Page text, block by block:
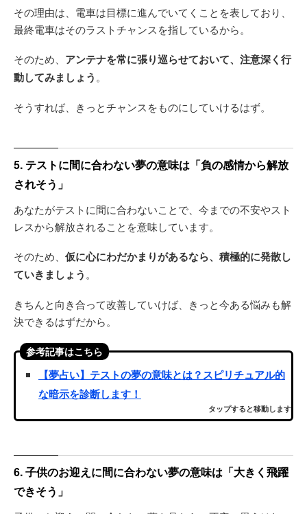
その理由は、電車は目標に進んでいてくことを表しており、
最終電車はそのラストチャンスを指しているから。
そのため、 アンテナを常に張り巡らせておいて、注意深く行
動してみましょう 。
そうすれば、きっとチャンスをものにしていけるはず。
5. テストに間に合わない夢の意味は「負の感情から解放
されそう」
あなたがテストに間に合わないことで、今までの不安やスト
レスから解放されることを意味しています。
そのため、 仮に心にわだかまりがあるなら、積極的に発散し
ていきましょう 。
きちんと向き合って改善していけば、きっと今ある悩みも解
決できるはずだから。
参考記事はこちら
【夢占い】テストの夢の意味とは？スピリチュアル的
な暗示を診断します！
タップすると移動します
6. 子供のお迎えに間に合わない夢の意味は「大きく飛躍
できそう」